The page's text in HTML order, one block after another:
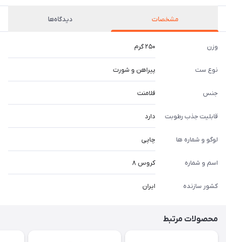
مشخصات دیدگاه‌ها
وزن ۲۵۰ گرم
نوع ست پیراهن و شورت
جنس فلامنت
قابلیت جذب رطوبت دارد
لوگو و شماره ها چاپی
اسم و شماره کروس ۸
کشور سازنده ایران
محصولات مرتبط